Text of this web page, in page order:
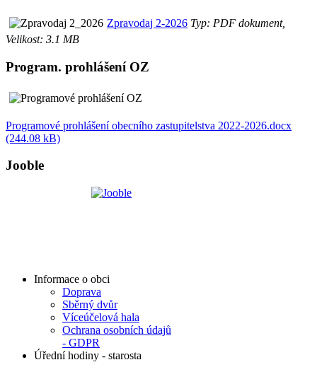
Zpravodaj 2-2026 Typ: PDF dokument,
Velikost: 3.1 MB
Program. prohlášení OZ
Programové prohlášení obecního zastupitelstva 2022-2026.docx
(244.08 kB)
Jooble
Informace o obci
Doprava
Sběrný dvůr
Víceúčelová hala
Ochrana osobních údajů
- GDPR
Úřední hodiny - starosta